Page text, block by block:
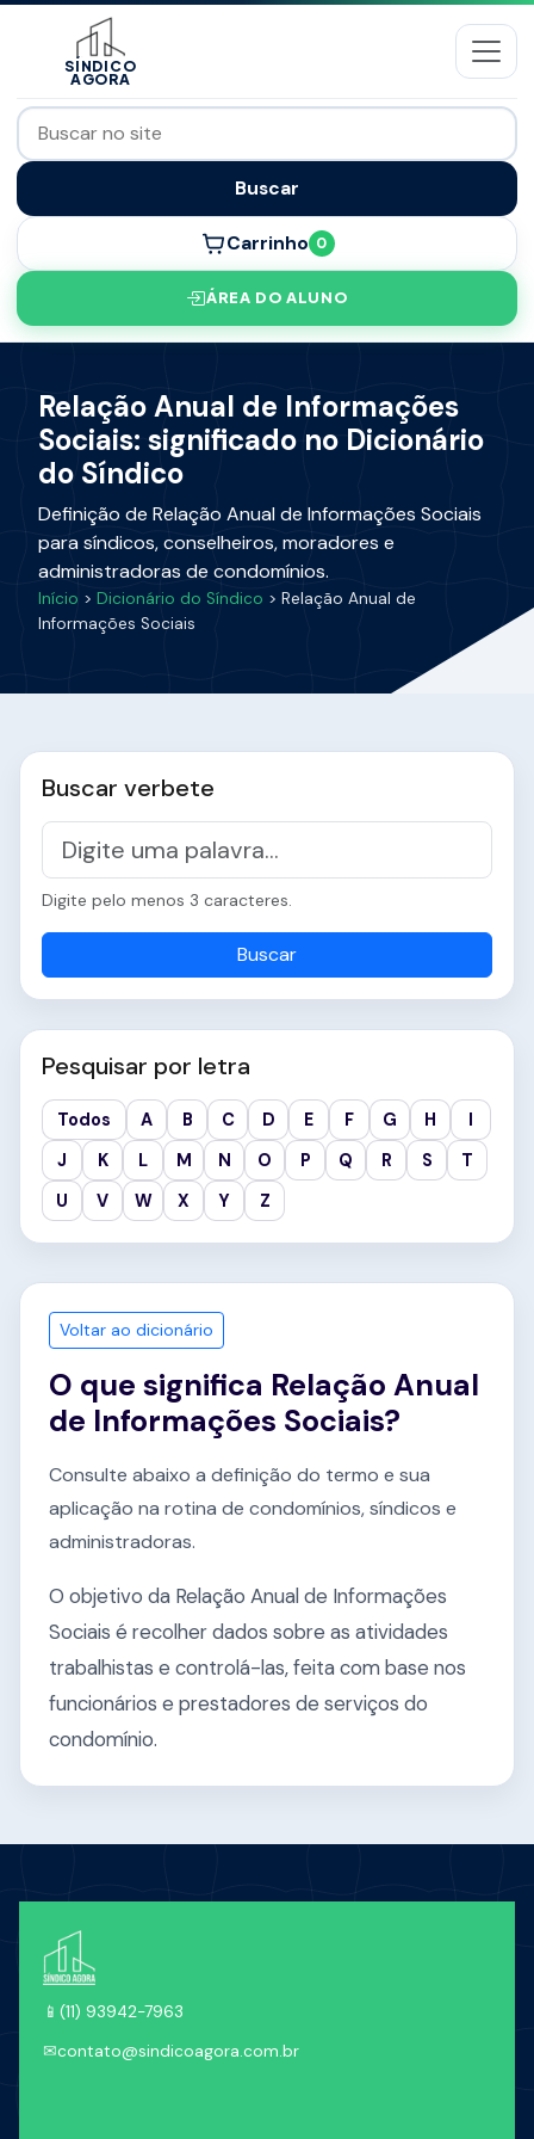
SÍNDICO
AGORA
Buscar
Carrinho 0
ÁREA DO ALUNO
Relação Anual de Informações
Sociais: significado no Dicionário
do Síndico
Definição de Relação Anual de Informações Sociais
para síndicos, conselheiros, moradores e
administradoras de condomínios.
Início > Dicionário do Síndico > Relação Anual de
Informações Sociais
Voltar ao dicionário
O que significa Relação Anual
de Informações Sociais?
Consulte abaixo a definição do termo e sua
aplicação na rotina de condomínios, síndicos e
administradoras.
O objetivo da Relação Anual de Informações
Sociais é recolher dados sobre as atividades
trabalhistas e controlá-las, feita com base nos
funcionários e prestadores de serviços do
condomínio.
Buscar verbete
Digite pelo menos 3 caracteres.
Buscar
Pesquisar por letra
Todos A B C D E F G H
I
J
K L M N O P Q R S
T
U
V W X Y Z
📱 (11) 93942-7963
✉contato@sindicoagora.com.br